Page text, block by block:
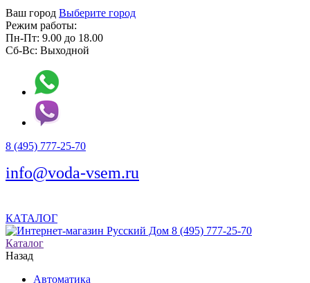
Ваш город Выберите город
Режим работы:
Пн-Пт: 9.00 до 18.00
Сб-Вс: Выходной
8 (495) 777-25-70
info@voda-vsem.ru
КАТАЛОГ
8 (495) 777-25-70
Каталог
Назад
Автоматика